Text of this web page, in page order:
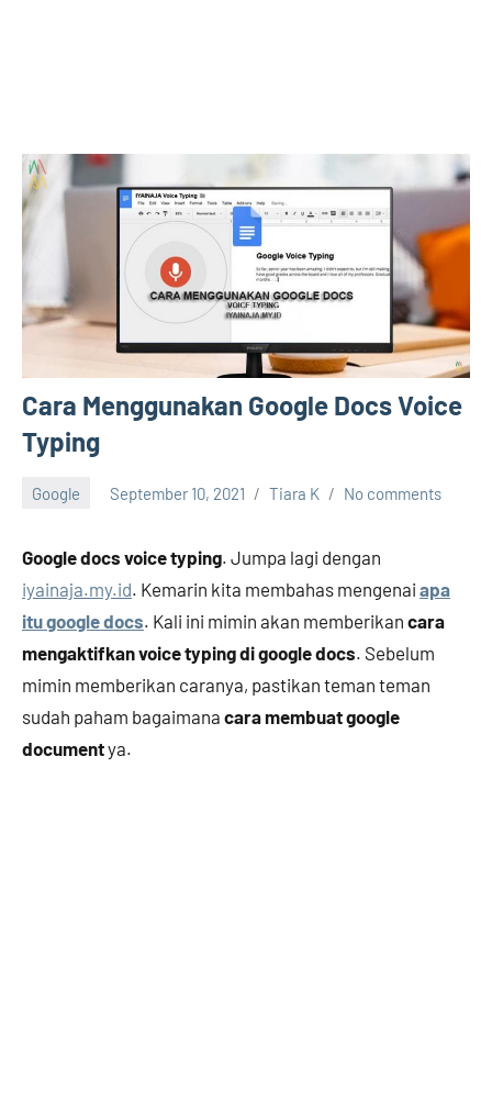
Cara Menggunakan Google Docs Voice
Typing
Google September 10, 2021 Tiara K No comments
Google docs voice typing. Jumpa lagi dengan
iyainaja.my.id. Kemarin kita membahas mengenai apa
itu google docs. Kali ini mimin akan memberikan cara
mengaktifkan voice typing di google docs. Sebelum
mimin memberikan caranya, pastikan teman teman
sudah paham bagaimana cara membuat google
documentya.